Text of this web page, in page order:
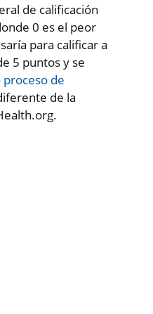
de calificación
0 es el peor
para calificar a
5 puntos y se
de
de la